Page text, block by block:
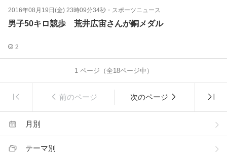
2016年08月19日(金) 23時09分34秒 ・ スポーツニュース
男子50キロ競歩 荒井広宙さんが銅メダル
2
1ページ（全18ページ中）
前のページ 次のページ
月別
テーマ別